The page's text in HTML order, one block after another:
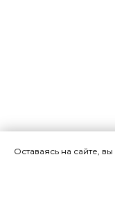
Оставаясь на сайте,